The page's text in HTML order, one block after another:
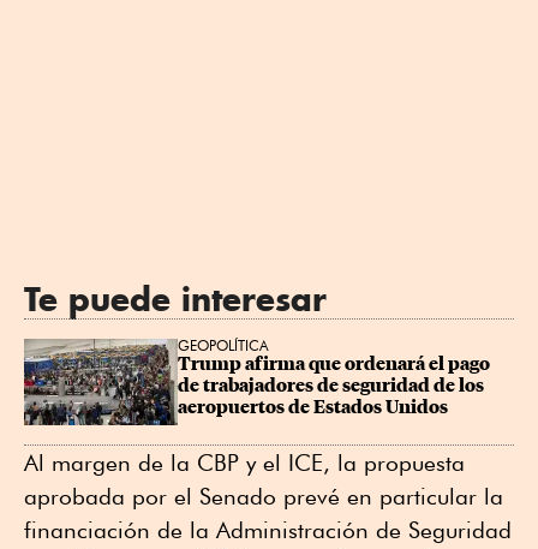
Te puede interesar
GEOPOLÍTICA
Trump afirma que ordenará el pago
de trabajadores de seguridad de los
aeropuertos de Estados Unidos
Al margen de la CBP y el ICE, la propuesta
aprobada por el Senado prevé en particular la
financiación de la Administración de Seguridad